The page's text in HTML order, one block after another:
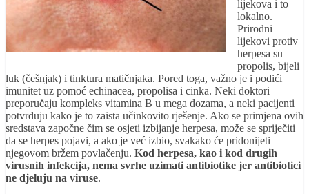
lijekova i to
lokalno.
Prirodni
lijekovi protiv
herpesa su
propolis, bijeli
luk (češnjak) i tinktura matičnjaka. Pored toga, važno je i podići
imunitet uz pomoć echinacea, propolisa i cinka. Neki doktori
preporučaju kompleks vitamina B u mega dozama, a neki pacijenti
potvrđuju kako je to zaista učinkovito rješenje. Ako se primjena ovih
sredstava započne čim se osjeti izbijanje herpesa, može se spriječiti
da se herpes pojavi, a ako je već izbio, svakako će pridonijeti
njegovom bržem povlačenju. Kod herpesa, kao i kod drugih
virusnih infekcija, nema svrhe uzimati antibiotike jer antibiotici
ne djeluju na viruse.